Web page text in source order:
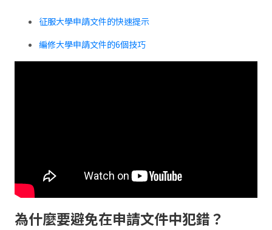
征服大學申請文件的快速提示
編修大學申請文件的6個技巧
為什麼要避免在申請文件中犯錯？